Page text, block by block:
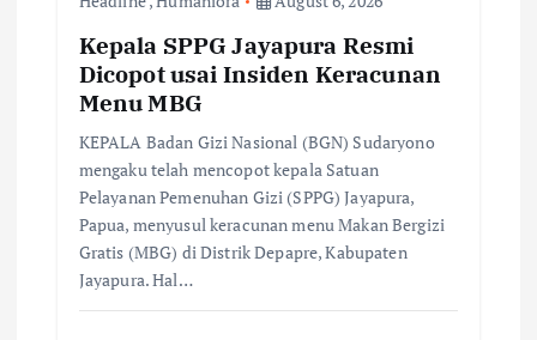
Kepala SPPG Jayapura Resmi
Dicopot usai Insiden Keracunan
Menu MBG
KEPALA Badan Gizi Nasional (BGN) Sudaryono
mengaku telah mencopot kepala Satuan
Pelayanan Pemenuhan Gizi (SPPG) Jayapura,
Papua, menyusul keracunan menu Makan Bergizi
Gratis (MBG) di Distrik Depapre, Kabupaten
Jayapura. Hal…